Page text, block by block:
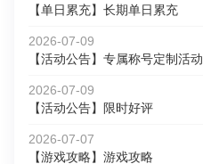
【单日累充】长期单日累充
2026-07-09
【活动公告】专属称号定制活动
2026-07-09
【活动公告】限时好评
2026-07-07
【游戏攻略】游戏攻略